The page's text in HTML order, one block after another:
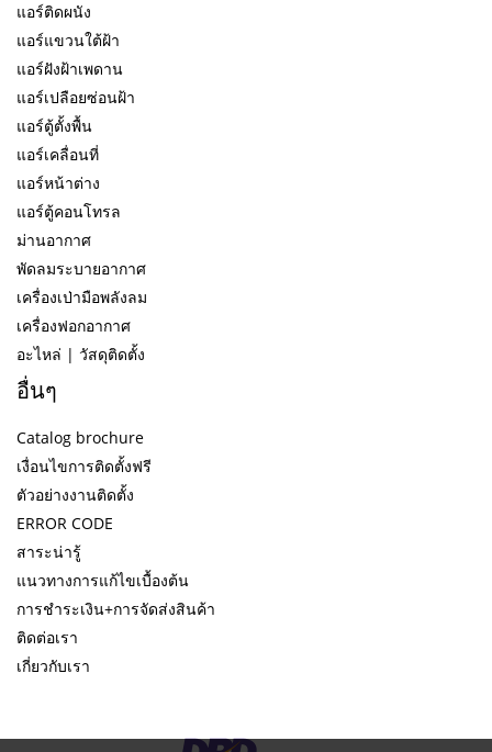
แอร์ติดผนัง
แอร์แขวนใต้ฝ้า
แอร์ฝังฝ้าเพดาน
แอร์เปลือยซ่อนฝ้า
แอร์ตู้ตั้งพื้น
แอร์เคลื่อนที่
แอร์หน้าต่าง
แอร์ตู้คอนโทรล
ม่านอากาศ
พัดลมระบายอากาศ
เครื่องเป่ามือพลังลม
เครื่องฟอกอากาศ
อะไหล่ | วัสดุติดตั้ง
อื่นๆ
Catalog brochure
เงื่อนไขการติดตั้งฟรี
ตัวอย่างงานติดตั้ง
ERROR CODE
สาระน่ารู้
แนวทางการแก้ไขเบื้องต้น
การชำระเงิน+การจัดส่งสินค้า
ติดต่อเรา
เกี่ยวกับเรา